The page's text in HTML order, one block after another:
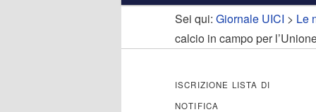
al
principale
al
secondario
Sei qui: Giornale UICI > Le
calcio in campo per
ISCRIZIONE LISTA DI
NOTIFICA